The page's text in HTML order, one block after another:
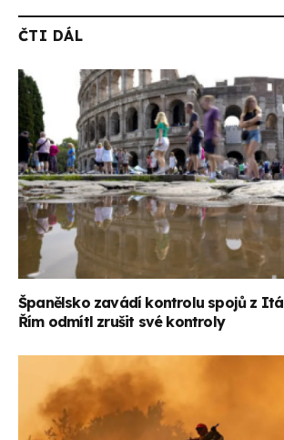
ČTI DÁL
Španělsko zavádí kontrolu spojů z
Řím odmítl zrušit své kontroly